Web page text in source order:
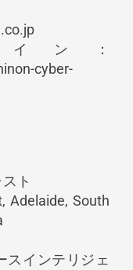
ン：
cyber-
ト
Adelaide, South
スインテリジェ